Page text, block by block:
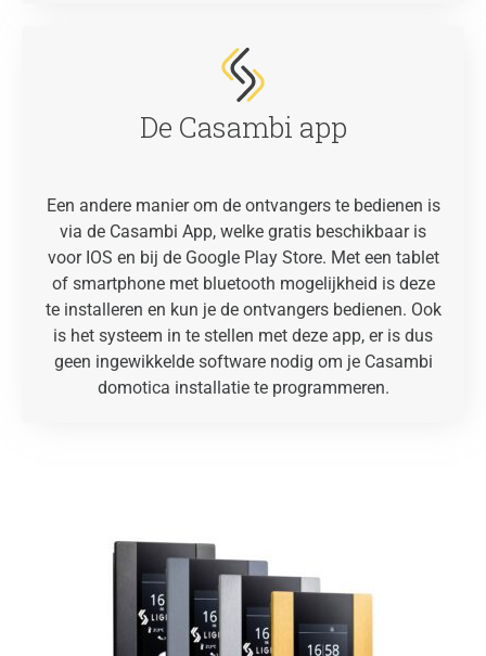
De Casambi app
Een andere manier om de ontvangers te bedienen is
via de Casambi App, welke gratis beschikbaar is
voor IOS en bij de Google Play Store. Met een tablet
of smartphone met bluetooth mogelijkheid is deze
te installeren en kun je de ontvangers bedienen. Ook
is het systeem in te stellen met deze app, er is dus
geen ingewikkelde software nodig om je Casambi
domotica installatie te programmeren.